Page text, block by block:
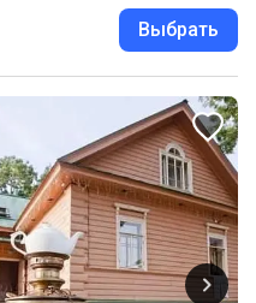
Выбрать